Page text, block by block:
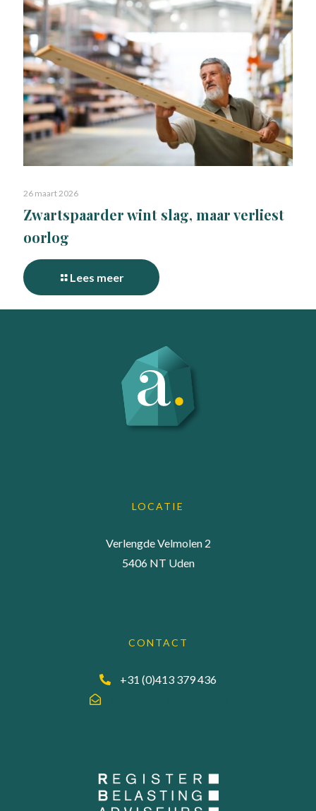
26 maart 2026
Zwartspaarder wint slag, maar verliest
oorlog
Lees meer
LOCATIE
Verlengde Velmolen 2
5406 NT Uden
CONTACT
+31 (0)413 379 436